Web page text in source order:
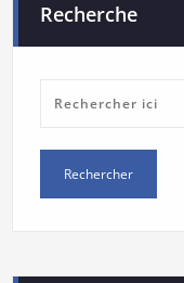
Recherche